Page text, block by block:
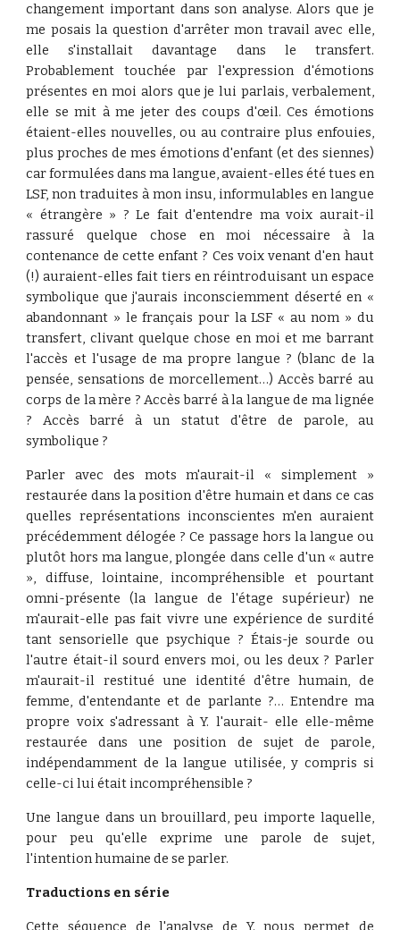
changement important dans son analyse. Alors que je
me posais la question d'arrêter mon travail avec elle,
elle s'installait davantage dans le transfert.
Probablement touchée par l'expression d'émotions
présentes en moi alors que je lui parlais, verbalement,
elle se mit à me jeter des coups d'œil. Ces émotions
étaient-elles nouvelles, ou au contraire plus enfouies,
plus proches de mes émotions d'enfant (et des siennes)
car formulées dans ma langue, avaient-elles été tues en
LSF, non traduites à mon insu, informulables en langue
« étrangère » ? Le fait d'entendre ma voix aurait-il
rassuré quelque chose en moi nécessaire à la
contenance de cette enfant ? Ces voix venant d'en haut
(!) auraient-elles fait tiers en réintroduisant un espace
symbolique que j'aurais inconsciemment déserté en «
abandonnant » le français pour la LSF « au nom » du
transfert, clivant quelque chose en moi et me barrant
l'accès et l'usage de ma propre langue ? (blanc de la
pensée, sensations de morcellement…) Accès barré au
corps de la mère ? Accès barré à la langue de ma lignée
? Accès barré à un statut d'être de parole, au
symbolique ?
Parler avec des mots m'aurait-il « simplement »
restaurée dans la position d'être humain et dans ce cas
quelles représentations inconscientes m'en auraient
précédemment délogée ? Ce passage hors la langue ou
plutôt hors ma langue, plongée dans celle d'un « autre
», diffuse, lointaine, incompréhensible et pourtant
omni-présente (la langue de l'étage supérieur) ne
m'aurait-elle pas fait vivre une expérience de surdité
tant sensorielle que psychique ? Étais-je sourde ou
l'autre était-il sourd envers moi, ou les deux ? Parler
m'aurait-il restitué une identité d'être humain, de
femme, d'entendante et de parlante ?… Entendre ma
propre voix s'adressant à Y. l'aurait- elle elle-même
restaurée dans une position de sujet de parole,
indépendamment de la langue utilisée, y compris si
celle-ci lui était incompréhensible ?
Une langue dans un brouillard, peu importe laquelle,
pour peu qu'elle exprime une parole de sujet,
l'intention humaine de se parler.
Traductions en série
Cette séquence de l'analyse de Y. nous permet de